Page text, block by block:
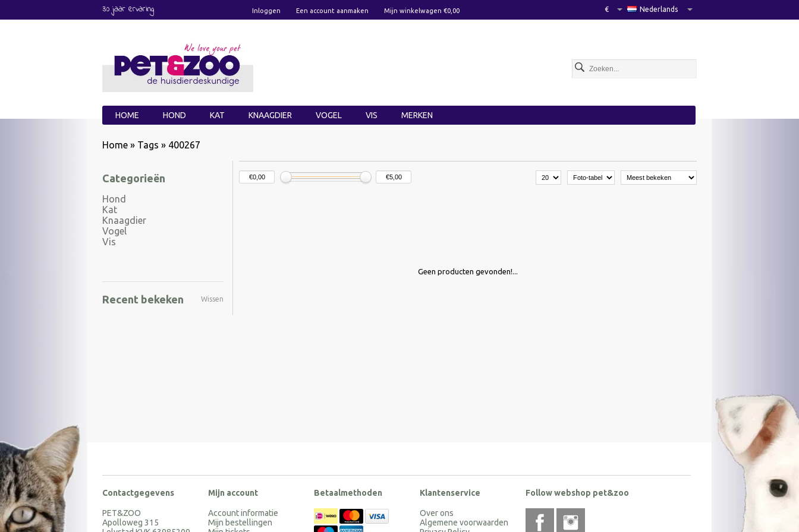
30 jaar ervaring Inloggen Een account aanmaken Mijn winkelwagen €0,00 Nederlands
€
HOME HOND KAT KNAAGDIER VOGEL VIS MERKEN
Home » Tags » 400267
Categorieën
Hond
Kat
Knaagdier
Vogel
Vis
Recent bekeken Wissen
Geen producten gevonden!...
Contactgegevens
PET&ZOO
Apolloweg 315
Mijn account
Account informatie
Mijn bestellingen
Betaalmethoden Klantenservice
Over ons
Algemene voorwaarden
Follow webshop pet&zoo